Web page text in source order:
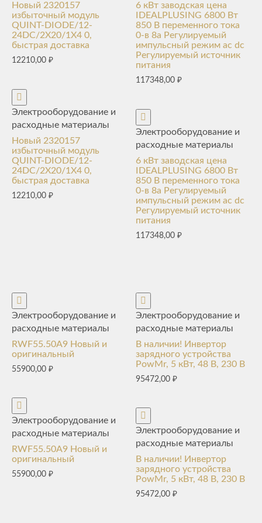
Новый 2320157
избыточный модуль
QUINT-DIODE/12-
24DC/2X20/1X4 0,
быстрая доставка
12210,00 ₽
Электрооборудование и
расходные материалы
Новый 2320157
избыточный модуль
QUINT-DIODE/12-
24DC/2X20/1X4 0,
быстрая доставка
12210,00 ₽
6 кВт заводская цена
IDEALPLUSING 6800 Вт
850 В переменного тока
0-в 8a Регулируемый
импульсный режим ac dc
Регулируемый источник
питания
117348,00₽
Электрооборудование и
расходные материалы
6 кВт заводская цена
IDEALPLUSING 6800 Вт
850 В переменного тока
0-в 8a Регулируемый
импульсный режим ac dc
Регулируемый источник
питания
117348,00₽
Электрооборудование и
расходные материалы
RWF55.50A9 Новый и
оригинальный
55900,00 ₽
Электрооборудование и
расходные материалы
RWF55.50A9 Новый и
оригинальный
55900,00 ₽
Электрооборудование и
расходные материалы
В наличии! Инвертор
зарядного устройства
PowMr, 5 кВт, 48 В, 230 В
95472,00₽
Электрооборудование и
расходные материалы
В наличии! Инвертор
зарядного устройства
PowMr, 5 кВт, 48 В, 230 В
95472,00₽